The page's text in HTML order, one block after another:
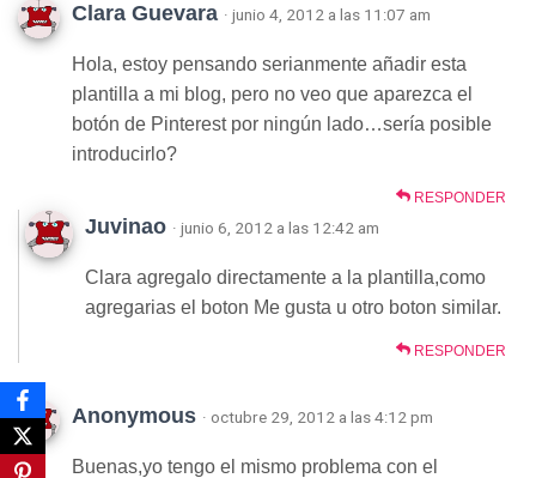
Clara Guevara · junio 4, 2012 a las 11:07 am
Hola, estoy pensando serianmente añadir esta
plantilla a mi blog, pero no veo que aparezca el
botón de Pinterest por ningún lado…sería posible
introducirlo?
RESPONDER
Juvinao · junio 6, 2012 a las 12:42 am
Clara agregalo directamente a la plantilla,como
agregarias el boton Me gusta u otro boton similar.
RESPONDER
Anonymous · octubre 29, 2012 a las 4:12 pm
Buenas,yo tengo el mismo problema con el